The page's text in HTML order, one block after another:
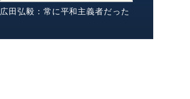
広田弘毅：常に平和主義者だった